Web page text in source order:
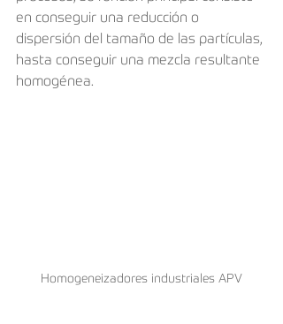
en conseguir una reducción o
dispersión del tamaño de las partículas,
hasta conseguir una mezcla resultante
homogénea.
Homogeneizadores industriales APV